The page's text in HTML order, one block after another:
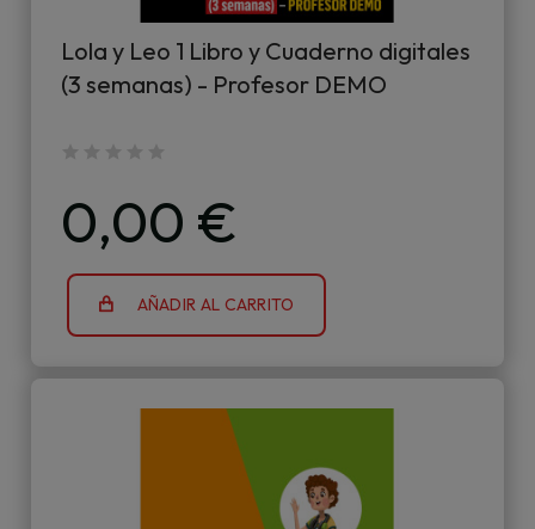
Lola y Leo 1 Libro y Cuaderno digitales
(3 semanas) - Profesor DEMO
0,00 €
AÑADIR AL CARRITO